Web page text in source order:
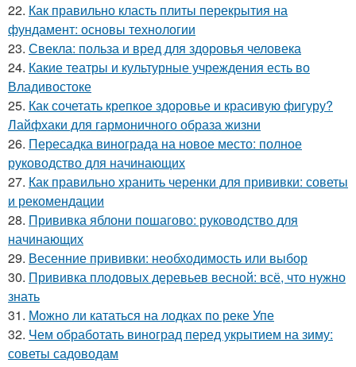
22. Как правильно класть плиты перекрытия на
фундамент: основы технологии
23. Свекла: польза и вред для здоровья человека
24. Какие театры и культурные учреждения есть во
Владивостоке
25. Как сочетать крепкое здоровье и красивую фигуру?
Лайфхаки для гармоничного образа жизни
26. Пересадка винограда на новое место: полное
руководство для начинающих
27. Как правильно хранить черенки для прививки: советы
и рекомендации
28. Прививка яблони пошагово: руководство для
начинающих
29. Весенние прививки: необходимость или выбор
30. Прививка плодовых деревьев весной: всё, что нужно
знать
31. Можно ли кататься на лодках по реке Упе
32. Чем обработать виноград перед укрытием на зиму:
советы садоводам